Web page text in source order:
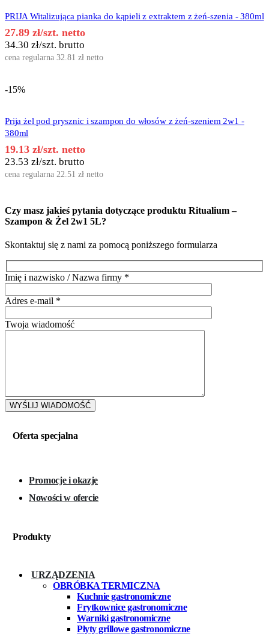
PRIJA Witalizująca pianka do kąpieli z extraktem z żeń-szenia - 380ml
27.89 zł/szt. netto
34.30 zł/szt. brutto
cena regularna 32.81 zł netto
-15%
Prija żel pod prysznic i szampon do włosów z żeń-szeniem 2w1 -
380ml
19.13 zł/szt. netto
23.53 zł/szt. brutto
cena regularna 22.51 zł netto
Czy masz jakieś pytania dotyczące produktu Ritualium –
Szampon & Żel 2w1 5L?
Skontaktuj się z nami za pomocą poniższego formularza
Imię i nazwisko / Nazwa firmy *
Adres e-mail *
Twoja wiadomość
Oferta specjalna
Promocje i okazje
Nowości w ofercie
Produkty
URZĄDZENIA
OBRÓBKA TERMICZNA
Kuchnie gastronomiczne
Frytkownice gastronomiczne
Warniki gastronomiczne
Płyty grillowe gastronomiczne